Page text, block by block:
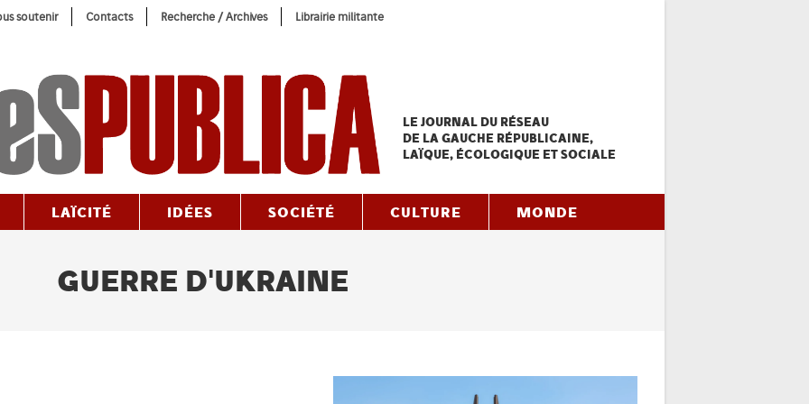
soutenir Contacts Recherche / Archives Librairie militante
LE JOURNAL DU RÉSEAU
DE LA GAUCHE RÉPUBLICAINE,
LAÏQUE, ÉCOLOGIQUE ET SOCIALE
LAÏCITÉ IDÉES SOCIÉTÉ CULTURE MONDE
GUERRE D'UKRAINE